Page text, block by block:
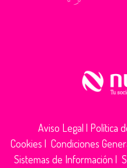
Aviso Legal | Política
Cookies | Condiciones
Sistemas de Información |